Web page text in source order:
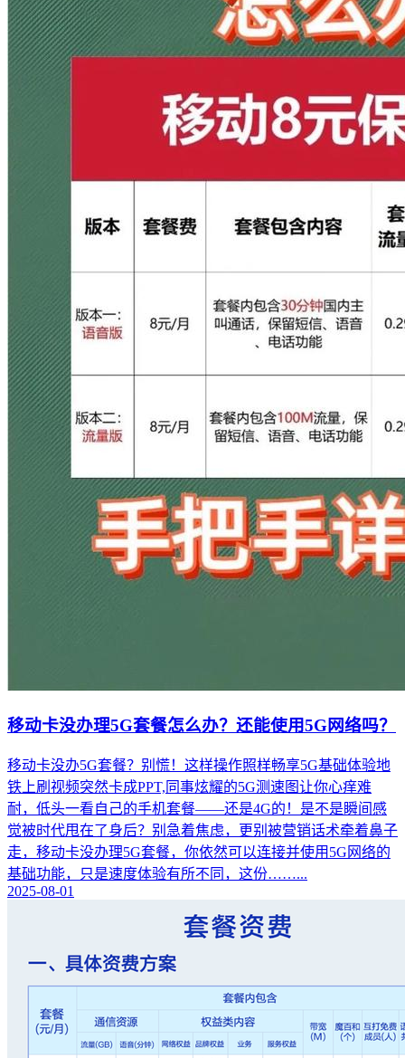
移动卡没办理5G套餐怎么办？还能使用5G网络吗？
移动卡没办5G套餐？别慌！这样操作照样畅享5G基础体验地
铁上刷视频突然卡成PPT,同事炫耀的5G测速图让你心痒难
耐，低头一看自己的手机套餐——还是4G的！是不是瞬间感
觉被时代甩在了身后？别急着焦虑，更别被营销话术牵着鼻子
走，移动卡没办理5G套餐，你依然可以连接并使用5G网络的
基础功能，只是速度体验有所不同，这份……...
2025-08-01